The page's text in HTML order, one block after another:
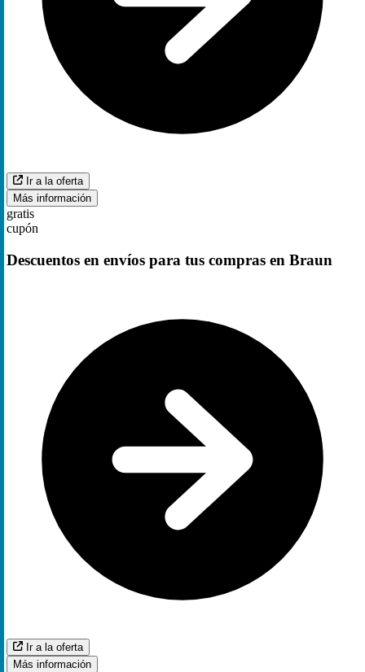
Ir a la oferta
Más información
gratis
cupón
Descuentos en envíos para tus compras en Braun
Ir a la oferta
Más información